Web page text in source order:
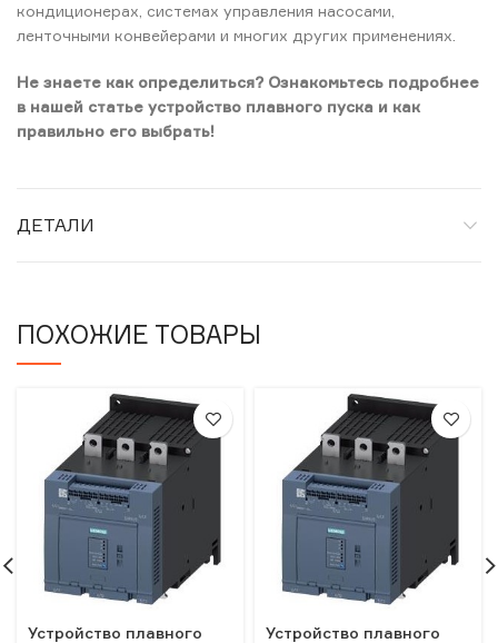
кондиционерах, системах управления насосами,
ленточными конвейерами и многих других применениях.
Не знаете как определиться? Ознакомьтесь подробнее
в нашей статье устройство плавного пуска и как
правильно его выбрать!
ДЕТАЛИ
ПОХОЖИЕ ТОВАРЫ
Устройство плавного
Устройство плавного